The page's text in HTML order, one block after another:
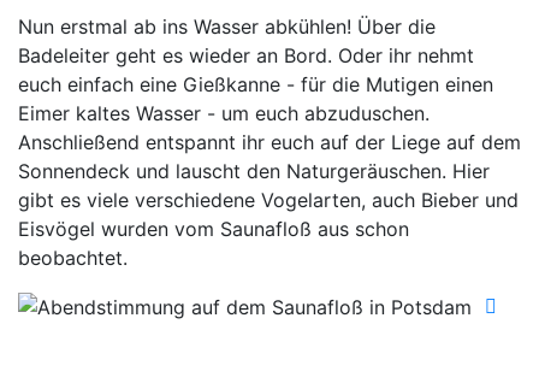
Nun erstmal ab ins Wasser abkühlen! Über die
Badeleiter geht es wieder an Bord. Oder ihr nehmt
euch einfach eine Gießkanne - für die Mutigen einen
Eimer kaltes Wasser - um euch abzuduschen.
Anschließend entspannt ihr euch auf der Liege auf dem
Sonnendeck und lauscht den Naturgeräuschen. Hier
gibt es viele verschiedene Vogelarten, auch Bieber und
Eisvögel wurden vom Saunafloß aus schon
beobachtet.